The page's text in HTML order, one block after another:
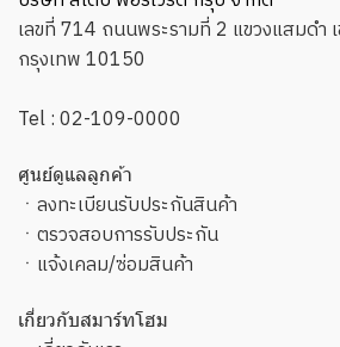
เลขที่ 714 ถนนพระรามที่ 2 แขวงแสมดำ
กรุงเทพ 10150
Tel :02-109-0000
ศูนย์ดูแลลูกค้า
ㆍ ลงทะเบียนรับประกันสินค้า
ㆍ ตรวจสอบการรับประกัน
ㆍ แจ้งเคลม/ซ่อมสินค้า
เกี่ยวกับสมาร์ทโฮม